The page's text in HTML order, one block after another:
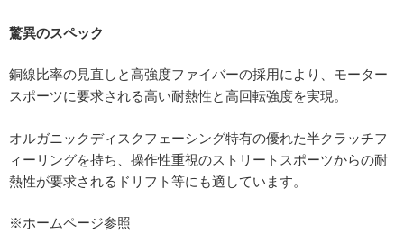
驚異のスペック
銅線比率の見直しと高強度ファイバーの採用により、モーター
スポーツに要求される高い耐熱性と高回転強度を実現。
オルガニックディスクフェーシング特有の優れた半クラッチフ
ィーリングを持ち、操作性重視のストリートスポーツからの耐
熱性が要求されるドリフト等にも適しています。
※ホームページ参照